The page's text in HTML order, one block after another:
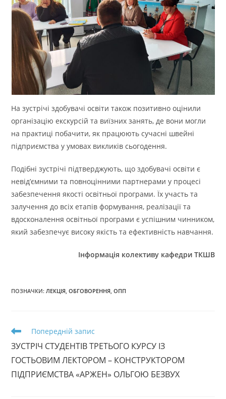
На зустрічі здобувачі освіти також позитивно оцінили
організацію екскурсій та виїзних занять, де вони могли
на практиці побачити, як працюють сучасні швейні
підприємства у умовах викликів сьогодення.
Подібні зустрічі підтверджують, що здобувачі освіти є
невід’ємними та повноцінними партнерами у процесі
забезпечення якості освітньої програми. Їх участь та
залучення до всіх етапів формування, реалізації та
вдосконалення освітньої програми є успішним чинником,
який забезпечує високу якість та ефективність навчання.
Інформація колективу кафедри ТКШВ
ПОЗНАЧКИ:ЛЕКЦІЯ, ОБГОВОРЕННЯ, ОПП
Прочитати
статей
Попередній запис
ЗУСТРІЧ СТУДЕНТІВ ТРЕТЬОГО КУРСУ ІЗ
ГОСТЬОВИМ ЛЕКТОРОМ – КОНСТРУКТОРОМ
ПІДПРИЄМСТВА «АРЖЕН» ОЛЬГОЮ БЕЗВУХ